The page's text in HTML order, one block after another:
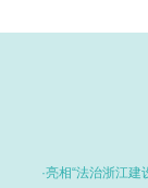
“法治浙江建设20年”主